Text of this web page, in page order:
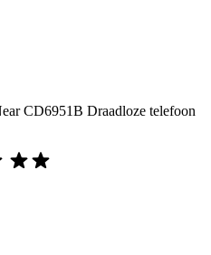
CD6951B Draadloze telefoon